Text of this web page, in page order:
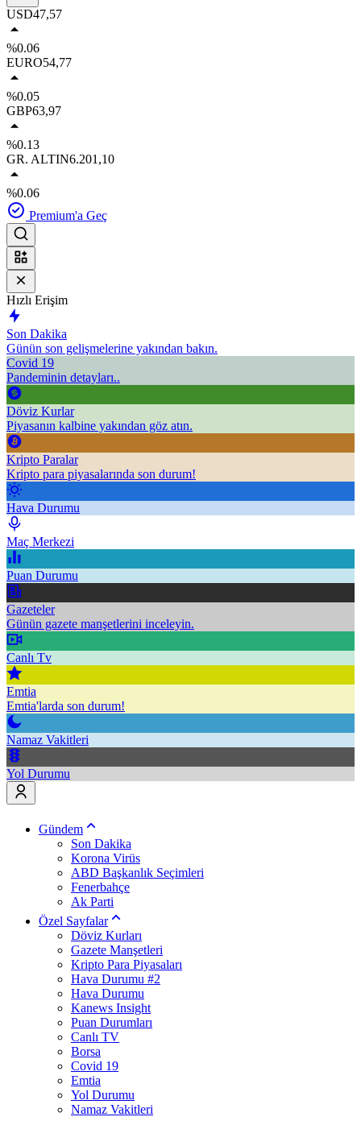
USD47,57
%0.06
EURO54,77
%0.05
GBP63,97
%0.13
GR. ALTIN6.201,10
%0.06
Premium'a Geç
Hızlı Erişim
Son Dakika
Günün son gelişmelerine yakından bakın.
Covid 19
Pandeminin detayları..
Döviz Kurlar
Piyasanın kalbine yakından göz atın.
Kripto Paralar
Kripto para piyasalarında son durum!
Hava Durumu
Maç Merkezi
Puan Durumu
Gazeteler
Günün gazete manşetlerini inceleyin.
Canlı Tv
Emtia
Emtia'larda son durum!
Namaz Vakitleri
Yol Durumu
Gündem
Son Dakika
Korona Virüs
ABD Başkanlık Seçimleri
Fenerbahçe
Ak Parti
Özel Sayfalar
Döviz Kurları
Gazete Manşetleri
Kripto Para Piyasaları
Hava Durumu #2
Hava Durumu
Kanews Insight
Puan Durumları
Canlı TV
Borsa
Covid 19
Emtia
Yol Durumu
Namaz Vakitleri